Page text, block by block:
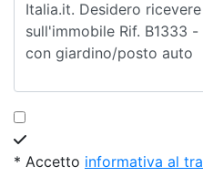
* Accetto informativa al